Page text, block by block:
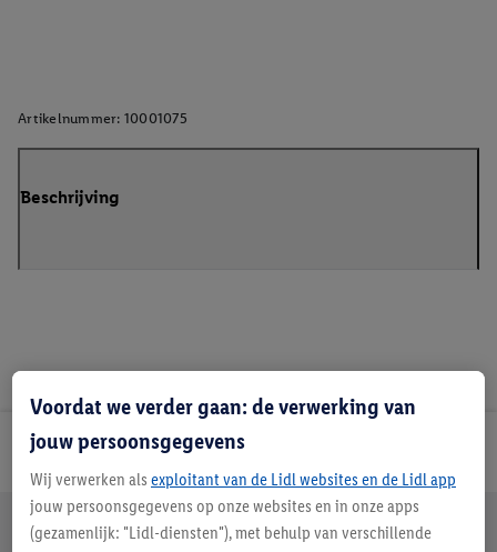
Artikelnummer: 10001075
Beschrijving
Lidl Nieuwsbrief
Jouw voordelen bij ons als Lidl webshop klant
Gratis retourneren Veilig winkelen
Voordat we verder gaan: de verwerking van
jouw persoonsgegevens
Wij verwerken als exploitant van de Lidl websites en de Lidl app
jouw persoonsgegevens op onze websites en in onze apps
(gezamenlijk: "Lidl-diensten"), met behulp van verschillende